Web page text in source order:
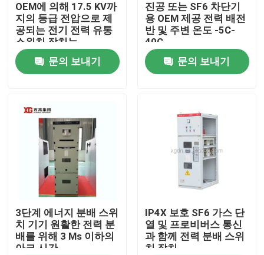
제품
OEM에 의해 17.5 KV까
지의 등급 전압으로 제
공되는 전기 전력 유통
스위치 장치는
문의 보내기
진공 또는 SF6 차단기
용 OEM 제공 전력 배전
반 및 주변 온도 -5C-
40C
문의 보내기
3단계 에너지 분배 스위
치 기기 원활한 전력 분
배를 위해 3 Ms 이하의
아크 시간
IP4X 보호 SF6 가스 단
열 및 프로비버스 통신
과 함께 전력 분배 스위
치 장치